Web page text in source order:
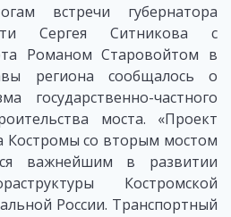
встречи губернатора
Сергея Ситникова с
Романом Старовойтом в
региона сообщалось о
государственно-частного
моста. «Проект
Костромы со вторым мостом
важнейшим в развитии
Костромской
России. Транспортный